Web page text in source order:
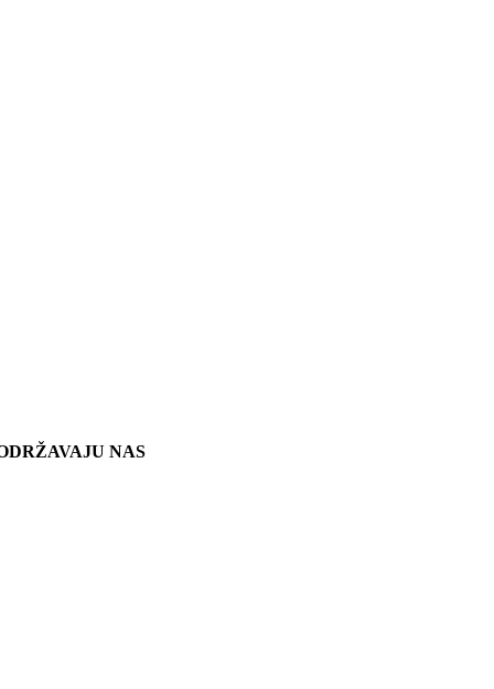
NAS